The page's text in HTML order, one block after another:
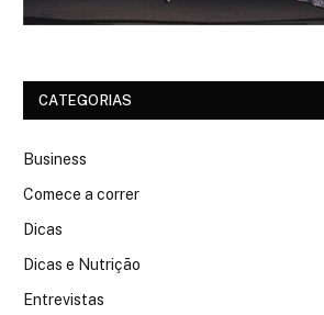
CATEGORIAS
Business
Comece a correr
Dicas
Dicas e Nutrição
Entrevistas